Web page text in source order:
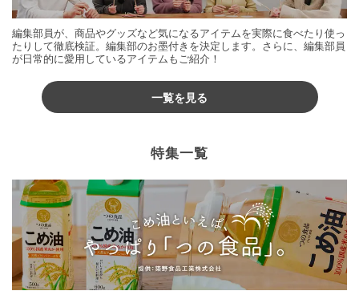
編集部員が、商品やグッズなど気になるアイテムを実際に食べたり使っ
たりして徹底検証。編集部のお墨付きを決定します。さらに、編集部員
が日常的に愛用しているアイテムもご紹介！
一覧を見る
特集一覧